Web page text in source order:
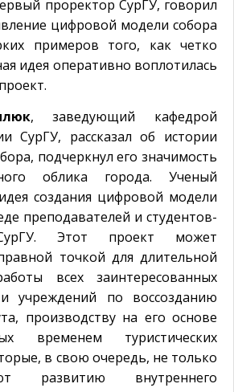
проректор СурГУ, говорил
цифровой модели собора
примеров того, как четко
идея оперативно воплотилась
, заведующий кафедрой
СурГУ, рассказал об истории
подчеркнул его значимость
облика города. Ученый
создания цифровой модели
преподавателей и студентов-
Этот проект может
точкой для длительной
всех заинтересованных
учреждений по воссозданию
производству на его основе
временем туристических
в свою очередь, не только
развитию внутреннего